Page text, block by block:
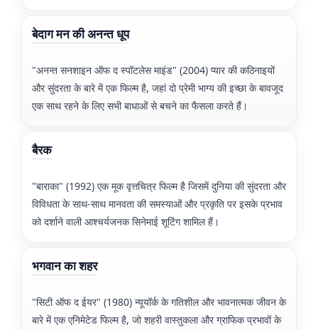
बेदाग मन की अनन्त धूप
"अनन्त सनशाइन ऑफ द स्पॉटलेस माइंड" (2004) प्यार की कठिनाइयों
और सुंदरता के बारे में एक फिल्म है, जहां दो प्रेमी भाग्य की इच्छा के बावजूद
एक साथ रहने के लिए सभी बाधाओं से बचने का फैसला करते हैं।
बैरक
"बाराका" (1992) एक मूक वृत्तचित्र फिल्म है जिसमें दुनिया की सुंदरता और
विविधता के साथ-साथ मानवता की समस्याओं और प्रकृति पर इसके प्रभाव
को दर्शाने वाली आश्चर्यजनक सिनेमाई शूटिंग शामिल हैं।
भगवान का शहर
"सिटी ऑफ द ईयर" (1980) न्यूयॉर्क के गतिशील और भावनात्मक जीवन के
बारे में एक एनिमेटेड फिल्म है, जो शहरी वास्तुकला और ग्राफिक प्रभावों के